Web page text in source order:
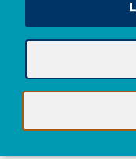
Avec le
© 2026 -
Politique en matière de